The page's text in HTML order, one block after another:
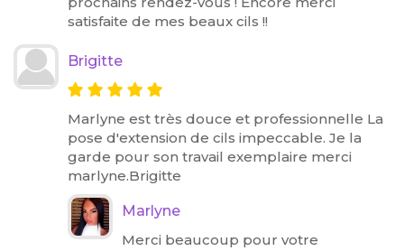
satisfaite de mes beaux cils !!
Brigitte
Marlyne est très douce et professionnelle La
pose d'extension de cils impeccable. Je la
garde pour son travail exemplaire merci
marlyne.Brigitte
Marlyne
Merci beaucoup pour votre